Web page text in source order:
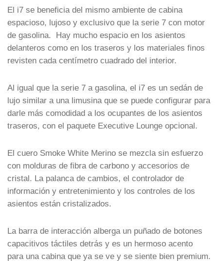
El i7 se beneficia del mismo ambiente de cabina
espacioso, lujoso y exclusivo que la serie 7 con motor
de gasolina. Hay mucho espacio en los asientos
delanteros como en los traseros y los materiales finos
revisten cada centímetro cuadrado del interior.
Al igual que la serie 7 a gasolina, el i7 es un sedán de
lujo similar a una limusina que se puede configurar para
darle más comodidad a los ocupantes de los asientos
traseros, con el paquete Executive Lounge opcional.
El cuero Smoke White Merino se mezcla sin esfuerzo
con molduras de fibra de carbono y accesorios de
cristal. La palanca de cambios, el controlador de
información y entretenimiento y los controles de los
asientos están cristalizados.
La barra de interacción alberga un puñado de botones
capacitivos táctiles detrás y es un hermoso acento
para una cabina que ya se ve y se siente bien premium.